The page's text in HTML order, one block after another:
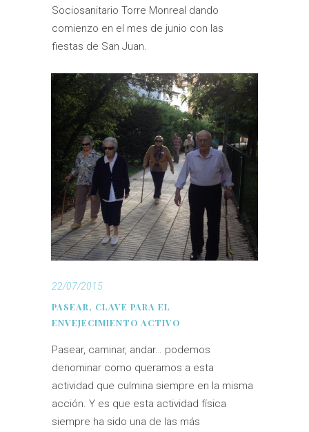
Sociosanitario Torre Monreal dando
comienzo en el mes de junio con las
fiestas de San Juan.
22/07/2015
PASEAR, CLAVE PARA EL
ENVEJECIMIENTO ACTIVO
Pasear, caminar, andar… podemos
denominar como queramos a esta
actividad que culmina siempre en la misma
acción. Y es que esta actividad física
siempre ha sido una de las más